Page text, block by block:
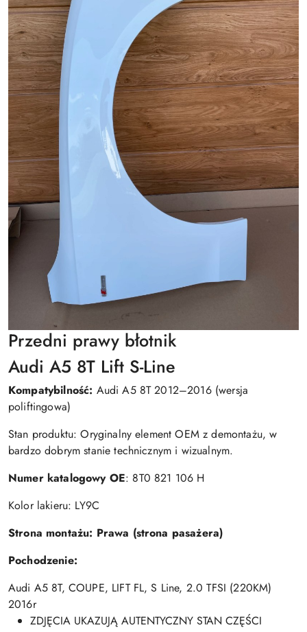
Przedni prawy błotnik
Audi A5 8T Lift S-Line
Kompatybilność: Audi A5 8T 2012–2016 (wersja
poliftingowa)
Stan produktu: Oryginalny element OEM z demontażu, w
bardzo dobrym stanie technicznym i wizualnym.
Numer katalogowy OE: 8T0 821 106 H
Kolor lakieru: LY9C
Strona montażu: Prawa (strona pasażera)
Pochodzenie:
Audi A5 8T, COUPE, LIFT FL, S Line, 2.0 TFSI (220KM)
2016r
ZDJĘCIA UKAZUJĄ AUTENTYCZNY STAN CZĘŚCI